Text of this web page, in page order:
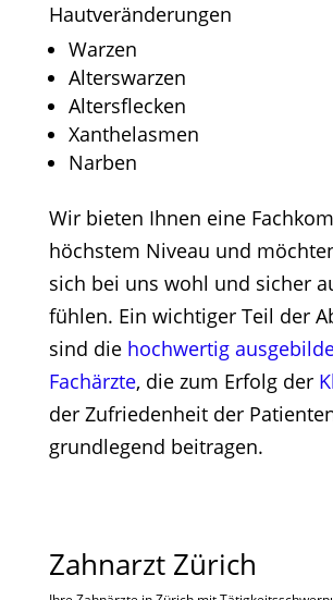
Hautveränderungen
Warzen
Alterswarzen
Altersflecken
Xanthelasmen
Narben
Wir bieten Ihnen eine
höchstem Niveau und
sich bei uns wohl und sicher
fühlen. Ein wichtiger Teil der
sind die hochwertig
Fachärzte, die zum Erfolg der
der Zufriedenheit der
grundlegend beitragen.
Zahnarzt Zürich